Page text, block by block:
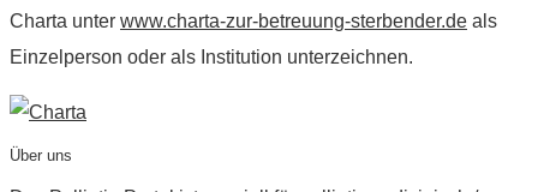
Charta unter www.charta-zur-betreuung-sterbender.de als
Einzelperson oder als Institution unterzeichnen.
Über uns